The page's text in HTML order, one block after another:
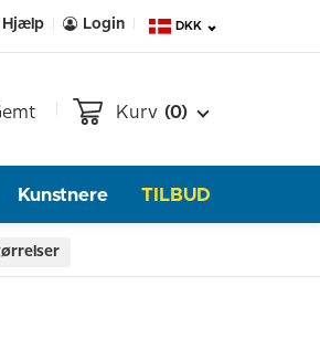
Hjælp Login DKK
Kurv (0)
Kunstnere TILBUD